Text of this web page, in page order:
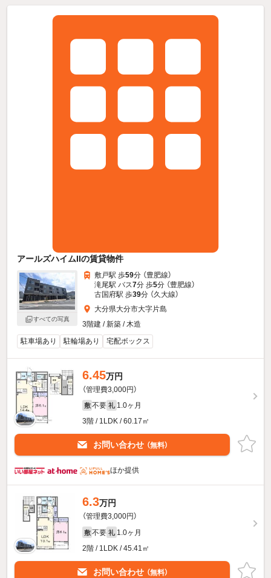
アールズハイムIIの賃貸物件
すべての写真
敷戸駅 歩59分 （豊肥線）
滝尾駅 バス7分 歩5分 （豊肥線）
古国府駅 歩39分 （久大線）
大分県大分市大字片島
3階建 / 新築 / 木造
駐車場あり
駐輪場あり 宅配ボックス
6.45万円
（管理費3,000円）
敷 不要 礼 1.0ヶ月
3階 / 1LDK / 60.17㎡
お問い合わせ （無料）
ほか提供
6.3万円
（管理費3,000円）
敷 不要 礼 1.0ヶ月
2階 / 1LDK / 45.41㎡
お問い合わせ （無料）